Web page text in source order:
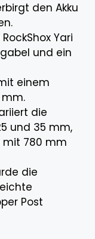
den Akku
Yari
und ein
einem
die
und 35 mm,
mit 780 mm
die
Post